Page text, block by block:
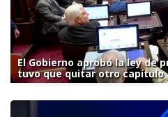
El Gobierno aprobó la ley de
tuvo que quitar otro capítulo